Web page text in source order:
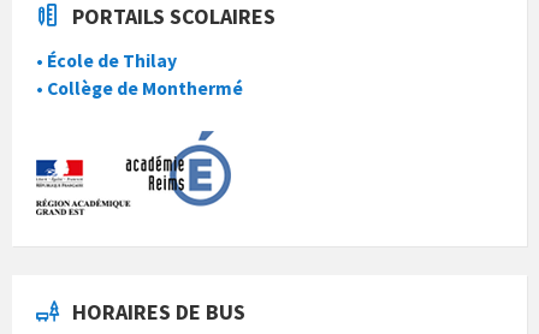
PORTAILS SCOLAIRES
• École de Thilay
• Collège de Monthermé
HORAIRES DE BUS